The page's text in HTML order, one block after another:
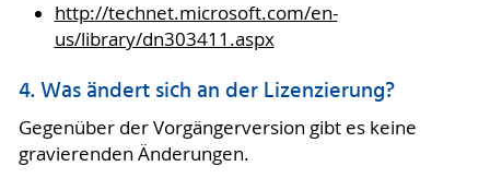
http://technet.microsoft.com/en-
us/library/dn303411.aspx
4. Was ändert sich an der Lizenzierung?
Gegenüber der Vorgängerversion gibt es keine
gravierenden Änderungen.